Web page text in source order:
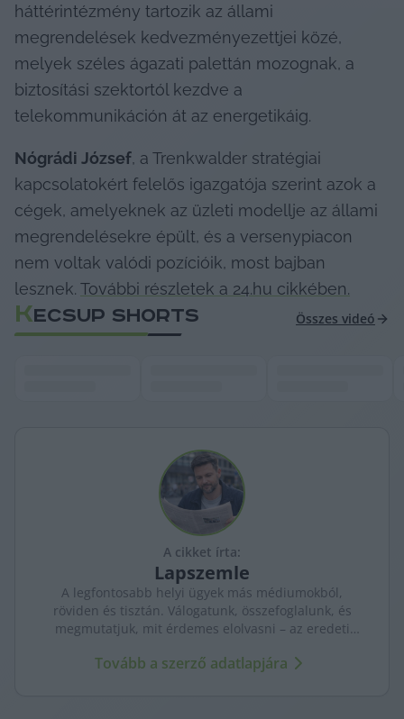
háttérintézmény tartozik az állami
megrendelések kedvezményezettjei közé,
melyek széles ágazati palettán mozognak, a
biztosítási szektortól kezdve a
telekommunikáción át az energetikáig.
Nógrádi József, a Trenkwalder stratégiai
kapcsolatokért felelős igazgatója szerint azok a
cégek, amelyeknek az üzleti modellje az állami
megrendelésekre épült, és a versenypiacon
nem voltak valódi pozícióik, most bajban
lesznek. További részletek a 24.hu cikkében.
KECSUP SHORTS Összes videó
A cikket írta:
Lapszemle
A legfontosabb helyi ügyek más médiumokból,
röviden és tisztán. Válogatunk, összefoglalunk, és
megmutatjuk, mit érdemes elolvasni – az eredeti
Tovább a szerző adatlapjára